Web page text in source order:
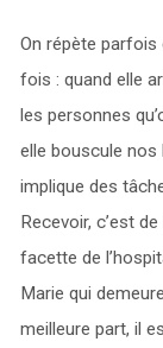
On répète parfois
fois : quand elle
les personnes
elle bouscule nos
implique des
Recevoir, c’est
facette de
Marie qui
meilleure part, il